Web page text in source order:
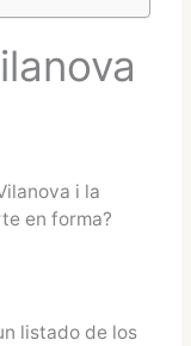
i la
en forma?
listado de los